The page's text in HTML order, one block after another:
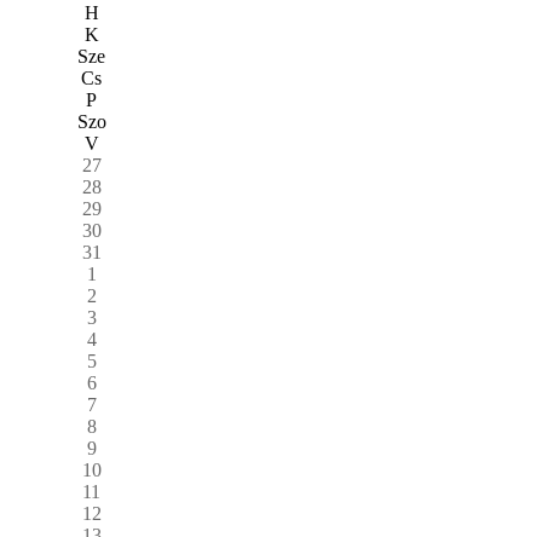
H
K
Sze
Cs
P
Szo
V
27
28
29
30
31
1
2
3
4
5
6
7
8
9
10
11
12